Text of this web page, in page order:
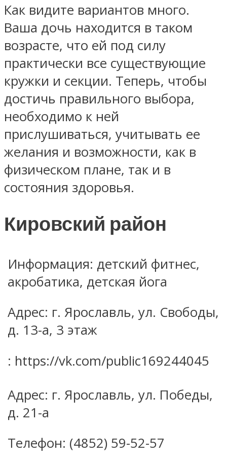
Как видите вариантов много.
Ваша дочь находится в таком
возрасте, что ей под силу
практически все существующие
кружки и секции. Теперь, чтобы
достичь правильного выбора,
необходимо к ней
прислушиваться, учитывать ее
желания и возможности, как в
физическом плане, так и в
состояния здоровья.
Кировский район
Информация: детский фитнес,
акробатика, детская йога
Адрес: г. Ярославль, ул. Свободы,
д. 13-а, 3 этаж
: https://vk.com/public169244045
Адрес: г. Ярославль, ул. Победы,
д. 21-а
Телефон: (4852) 59-52-57